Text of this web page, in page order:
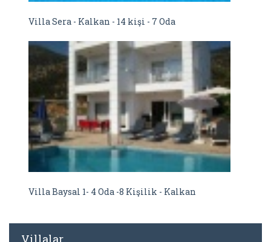
Villa Sera - Kalkan - 14 kişi - 7 Oda
Villa Baysal 1- 4 Oda -8 Kişilik - Kalkan
Villalar